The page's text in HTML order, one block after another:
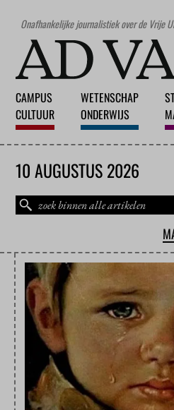
Onafhankelijke journalistiek over de Vrije
CAMPUS
CULTUUR
WETENSCHAP
ONDERWIJS
10 AUGUSTUS 2026